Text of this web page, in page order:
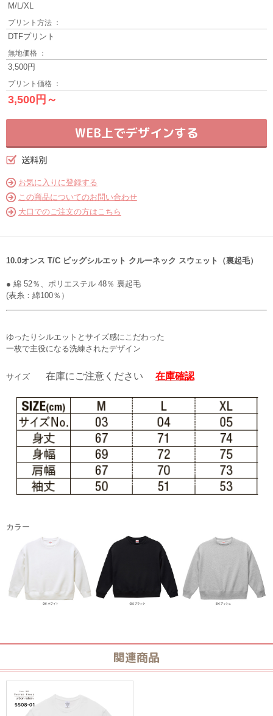
M/L/XL
プリント方法 ：
DTFプリント
無地価格 ：
3,500円
プリント価格 ：
3,500円～
WEB上でデザインする
お気に入りに登録する
この商品についてのお問い合わせ
大口でのご注文の方はこちら
10.0オンス T/C ビッグシルエット クルーネック スウェット（裏起毛）
● 綿 52％、ポリエステル 48％ 裏起毛
(表糸：綿100％）
ゆったりシルエットとサイズ感にこだわった
一枚で主役になる洗練されたデザイン
サイズ 在庫にご注意ください 在庫確認
カラー
関連商品